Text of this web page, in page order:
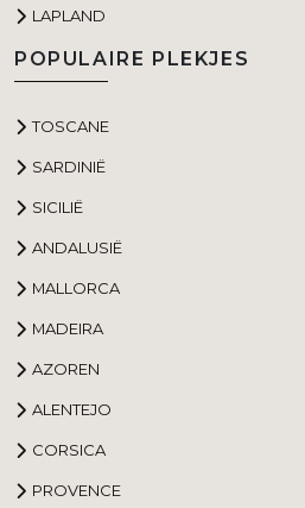
LAPLAND
POPULAIRE PLEKJES
TOSCANE
SARDINIË
SICILIË
ANDALUSIË
MALLORCA
MADEIRA
AZOREN
ALENTEJO
CORSICA
PROVENCE